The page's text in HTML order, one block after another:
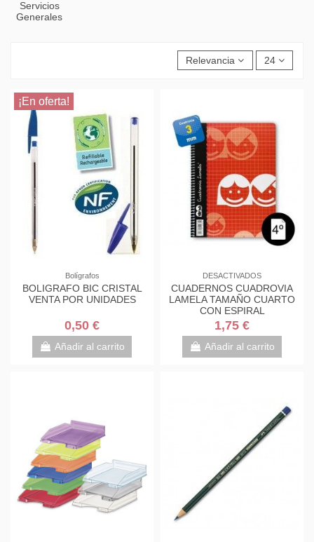
Servicios
Generales
Relevancia 24
¡En oferta!
Bolígrafos
BOLIGRAFO BIC CRISTAL
VENTA POR UNIDADES
0,50 €
Añadir al carrito
DESACTIVADOS
CUADERNOS CUADROVIA
LAMELA TAMAÑO CUARTO
CON ESPIRAL
1,75 €
Añadir al carrito